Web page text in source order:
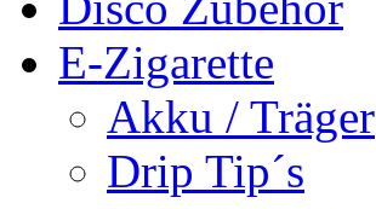
E-Zigarette
Akku / Träger
Drip Tip´s